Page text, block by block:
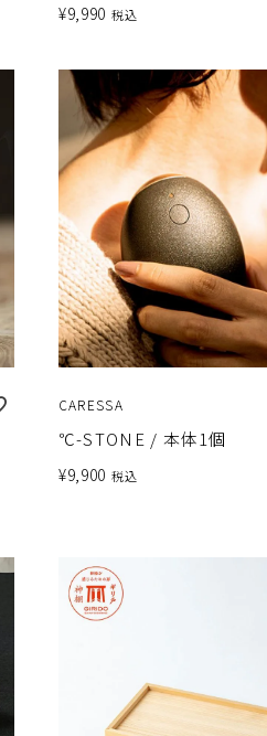
¥9,990 税込
CARESSA
℃-STONE / 本体1個
¥9,900 税込